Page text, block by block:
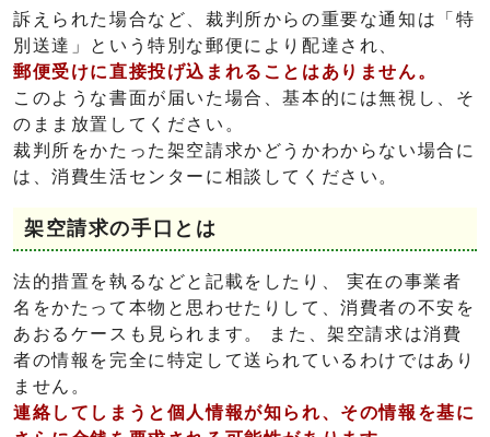
訴えられた場合など、裁判所からの重要な通知は「特
別送達」という特別な郵便により配達され、
郵便受けに直接投げ込まれることはありません。
このような書面が届いた場合、基本的には無視し、そ
のまま放置してください。
裁判所をかたった架空請求かどうかわからない場合に
は、消費生活センターに相談してください。
架空請求の手口とは
法的措置を執るなどと記載をしたり、 実在の事業者
名をかたって本物と思わせたりして、消費者の不安を
あおるケースも見られます。 また、架空請求は消費
者の情報を完全に特定して送られているわけではあり
ません。
連絡してしまうと個人情報が知られ、その情報を基に